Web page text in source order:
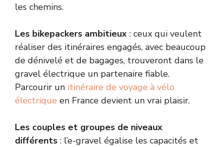
les chemins.
Les bikepackers ambitieux : ceux qui veulent
réaliser des itinéraires engagés, avec beaucoup
de dénivelé et de bagages, trouveront dans le
gravel électrique un partenaire fiable.
Parcourir un itinéraire de voyage à vélo
électrique en France devient un vrai plaisir.
Les couples et groupes de niveaux
différents : l’e-gravel égalise les capacités et